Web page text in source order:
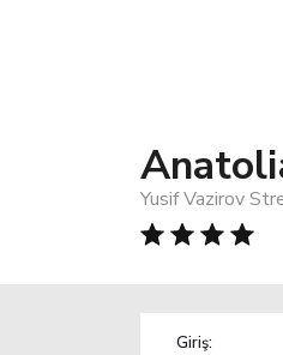
Yusif Vazirov
Giriş: